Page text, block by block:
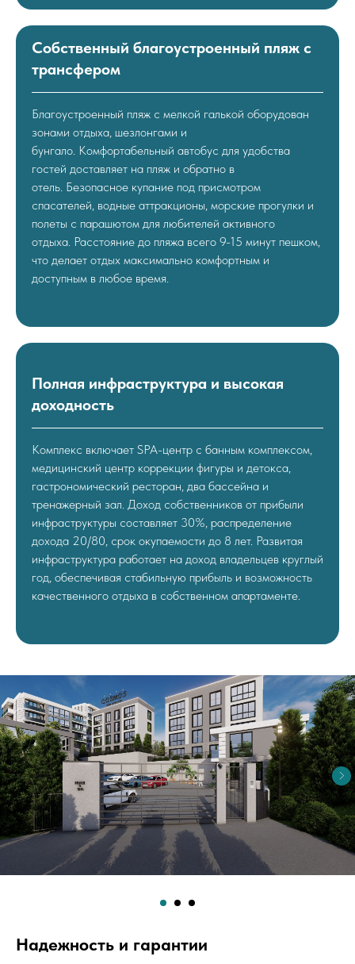
Собственный благоустроенный пляж с
трансфером
Благоустроенный пляж с мелкой галькой оборудован
зонами отдыха, шезлонгами и
бунгало. Комфортабельный автобус для удобства
гостей доставляет на пляж и обратно в
отель. Безопасное купание под присмотром
спасателей, водные аттракционы, морские прогулки и
полеты с парашютом для любителей активного
отдыха. Расстояние до пляжа всего 9-15 минут пешком,
что делает отдых максимально комфортным и
доступным в любое время.
Полная инфраструктура и высокая
доходность
Комплекс включает SPA-центр с банным комплексом,
медицинский центр коррекции фигуры и детокса,
гастрономический ресторан, два бассейна и
тренажерный зал. Доход собственников от прибыли
инфраструктуры составляет 30%, распределение
дохода 20/80, срок окупаемости до 8 лет. Развитая
инфраструктура работает на доход владельцев круглый
год, обеспечивая стабильную прибыль и возможность
качественного отдыха в собственном апартаменте.
Надежность и гарантии